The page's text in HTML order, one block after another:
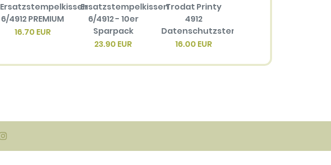
Ersatzstempelkissen
6/4912 PREMIUM
16.70 EUR
Ersatzstempelkissen
6/4912 - 10er
Sparpack
23.90 EUR
Trodat Printy
4912
Datenschutzstempel
16.00 EUR